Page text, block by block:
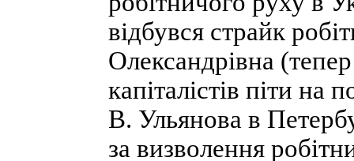
відбувся страйк
Олександрів­на
капіталістів піти
В. Ульянова в
за визволення